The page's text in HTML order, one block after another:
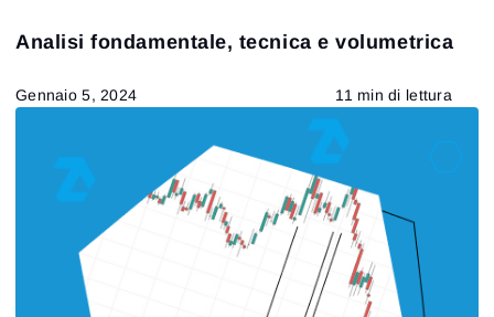
Analisi fondamentale, tecnica e volumetrica
Gennaio 5, 2024 11 min di lettura